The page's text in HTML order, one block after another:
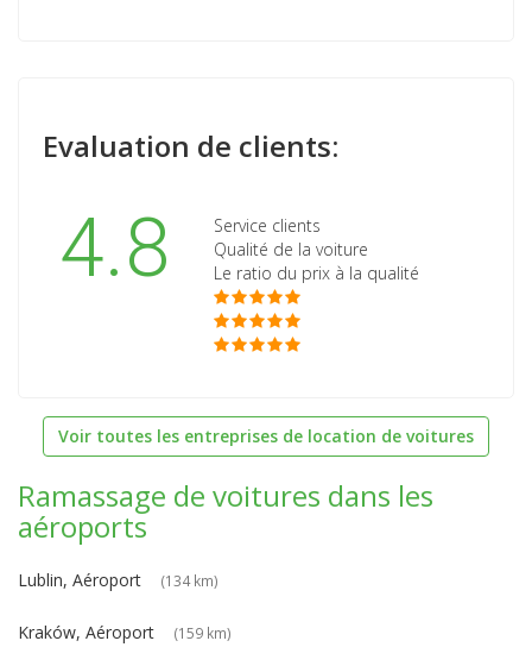
Evaluation de clients:
4.8
Service clients
Qualité de la voiture
Le ratio du prix à la qualité
Voir toutes les entreprises de location de voitures
Ramassage de voitures dans les
aéroports
Lublin, Aéroport (134 km)
Kraków, Aéroport (159 km)